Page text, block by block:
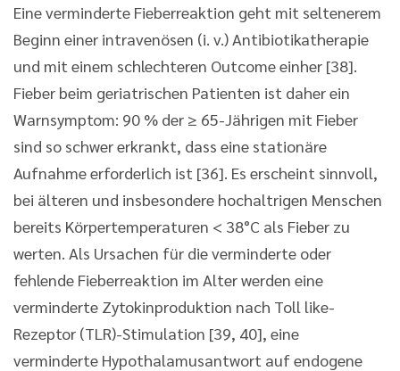
Eine verminderte Fieberreaktion geht mit seltenerem
Beginn einer intravenösen (i. v.) Antibiotikatherapie
und mit einem schlechteren Outcome einher [38].
Fieber beim geriatrischen Patienten ist daher ein
Warnsymptom: 90 % der ≥ 65-Jährigen mit Fieber
sind so schwer erkrankt, dass eine stationäre
Aufnahme erforderlich ist [36]. Es erscheint sinnvoll,
bei älteren und insbesondere hochaltrigen Menschen
bereits Körpertemperaturen < 38°C als Fieber zu
werten. Als Ursachen für die verminderte oder
fehlende Fieberreaktion im Alter werden eine
verminderte Zytokinproduktion nach Toll like-
Rezeptor (TLR)-Stimulation [39, 40], eine
verminderte Hypothalamusantwort auf endogene